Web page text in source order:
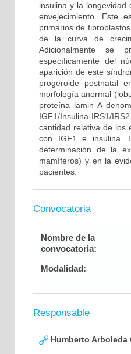
insulina y la
envejecimiento. Este
primarios de
de la curva de
Adicionalmente se
específicamente del
aparición de este
progeroide postnatal
morfología anormal
proteína lamin A
IGF1/Insulina-IRS1/
cantidad relativa de los
con IGF1 e insulina.
determinación de la
mamíferos) y en la
pacientes.
Convocatoria
Nombre de la
convocatoria:
Modalidad:
Responsable
Humberto Arboleda